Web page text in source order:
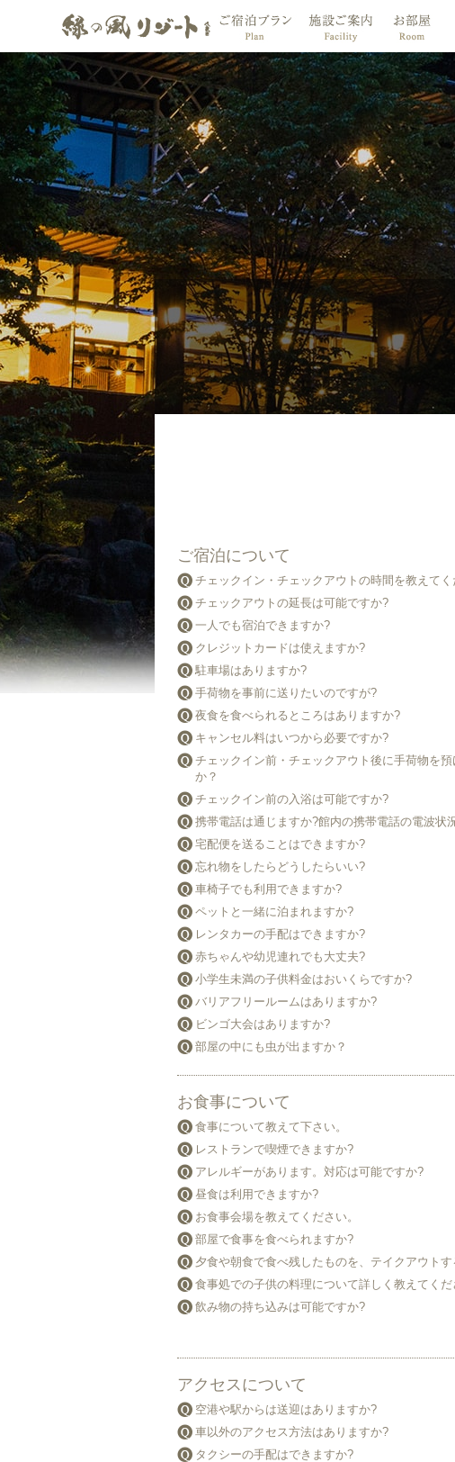
ご宿泊について
チェックイン・チェックアウトの時間を教えてく
チェックアウトの延長は可能ですか?
一人でも宿泊できますか?
クレジットカードは使えますか?
駐車場はありますか?
手荷物を事前に送りたいのですが?
夜食を食べられるところはありますか?
キャンセル料はいつから必要ですか?
チェックイン前・チェックアウト後に手荷物を
か？
チェックイン前の入浴は可能ですか?
携帯電話は通じますか?館内の携帯電話の電波状
宅配便を送ることはできますか?
忘れ物をしたらどうしたらいい?
車椅子でも利用できますか?
ペットと一緒に泊まれますか?
レンタカーの手配はできますか?
赤ちゃんや幼児連れでも大丈夫?
小学生未満の子供料金はおいくらですか?
バリアフリールームはありますか?
ビンゴ大会はありますか?
部屋の中にも虫が出ますか？
お食事について
食事について教えて下さい。
レストランで喫煙できますか?
アレルギーがあります。対応は可能ですか?
昼食は利用できますか?
お食事会場を教えてください。
部屋で食事を食べられますか?
夕食や朝食で食べ残したものを、テイクアウト
食事処での子供の料理について詳しく教えてくだ
飲み物の持ち込みは可能ですか?
アクセスについて
空港や駅からは送迎はありますか?
車以外のアクセス方法はありますか?
タクシーの手配はできますか?